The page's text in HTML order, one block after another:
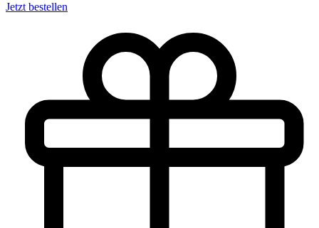
Jetzt bestellen